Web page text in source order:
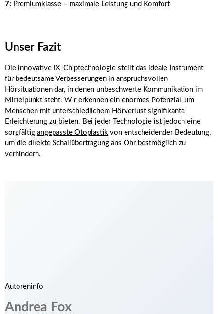
7: Premiumklasse – maximale Leistung und Komfort
Unser Fazit
Die innovative IX-Chiptechnologie stellt das ideale Instrument
für bedeutsame Verbesserungen in anspruchsvollen
Hörsituationen dar, in denen unbeschwerte Kommunikation im
Mittelpunkt steht. Wir erkennen ein enormes Potenzial, um
Menschen mit unterschiedlichem Hörverlust signifikante
Erleichterung zu bieten. Bei jeder Technologie ist jedoch eine
sorgfältig angepasste Otoplastik von entscheidender Bedeutung,
um die direkte Schallübertragung ans Ohr bestmöglich zu
verhindern.
Autoreninfo
Andrea Fox